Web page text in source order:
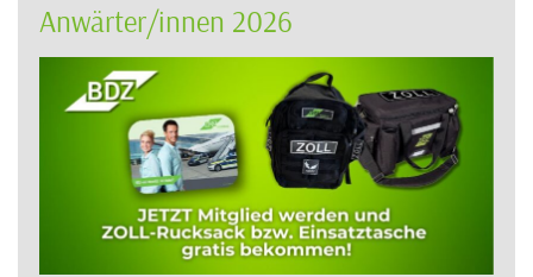
Anwärter/innen 2026